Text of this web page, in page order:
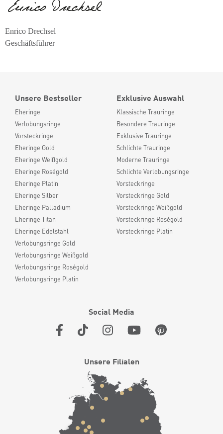
Enrico Drechsel
Geschäftsführer
Unsere Bestseller
Eheringe
Verlobungsringe
Vorsteckringe
Eheringe Gold
Eheringe Weißgold
Eheringe Roségold
Eheringe Platin
Eheringe Silber
Eheringe Palladium
Eheringe Titan
Eheringe Edelstahl
Verlobungsringe Gold
Verlobungsringe Weißgold
Verlobungsringe Roségold
Verlobungsringe Platin
Exklusive Auswahl
Klassische Trauringe
Besondere Trauringe
Exklusive Trauringe
Schlichte Trauringe
Moderne Trauringe
Schlichte Verlobungsringe
Vorsteckringe
Vorsteckringe Gold
Vorsteckringe Weißgold
Vorsteckringe Roségold
Vorsteckringe Platin
Social Media
Unsere Filialen